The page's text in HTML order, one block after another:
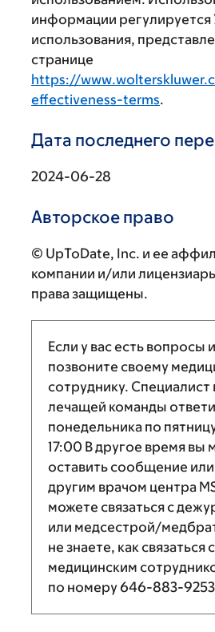
информации регулируется
использования,
странице
https://
effectiveness-terms.
Дата последнего
2024-06-28
Авторское право
© UpToDate, Inc. и ее
компании и/или
права защищены.
Если у вас есть вопросы
позвоните своему
сотруднику. Специалист
лечащей команды
понедельника по
17:00 В другое время вы
оставить сообщение
другим врачом центра
можете связаться с
или медсестрой/
не знаете, как связаться
медицинским
по номеру646-883-9253